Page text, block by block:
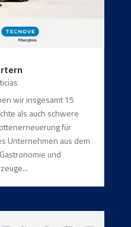
wir insgesamt 15
als auch schwere
für
Unternehmen aus dem
und